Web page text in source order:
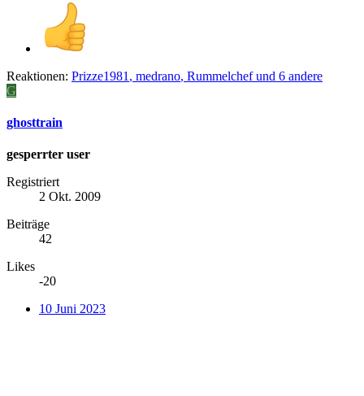
Reaktionen: Prizze1981 , medrano, Rummelchefund 6 andere
G
ghosttrain
gesperrter user
Registriert
2 Okt. 2009
Beiträge
42
Likes
-20
10 Juni 2023